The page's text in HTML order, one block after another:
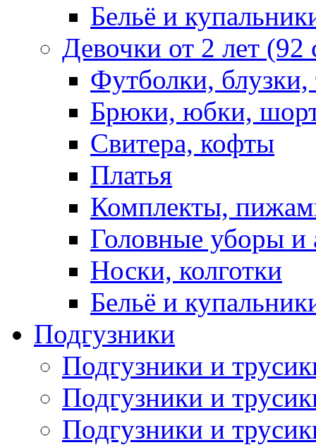
Бельё и
Девочки от 2 лет
Футболки,
Брюки, юбки,
Свитера, кофты
Платья
Комплекты,
Головные уборы и
Носки, колготки
Бельё и
Подгузники
Подгузники и
Подгузники и
Подгузники и